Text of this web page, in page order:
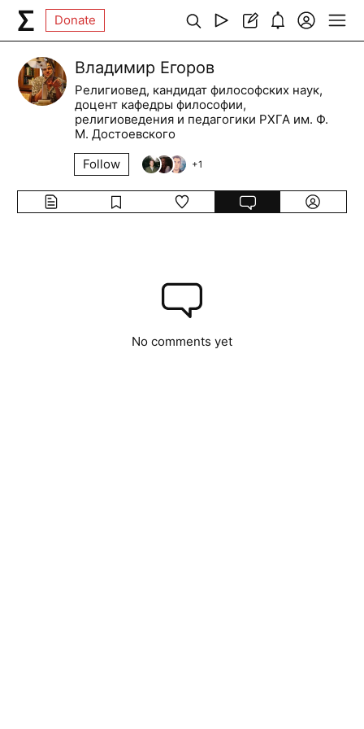
Donate
Владимир Егоров
Религиовед, кандидат философских наук,
доцент кафедры философии,
религиоведения и педагогики РХГА им. Ф.
М. Достоевского
Follow
+1
No comments yet